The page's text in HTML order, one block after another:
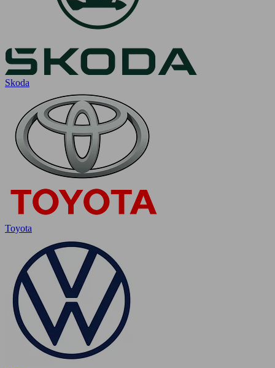
Skoda
Toyota